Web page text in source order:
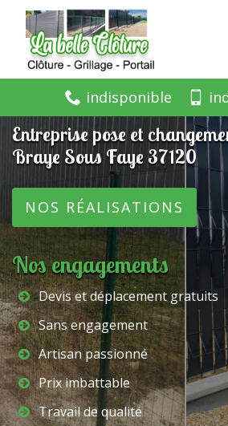
indisponible
Entreprise pose et
Braye Sous Faye 37120
NOS RÉALISATIONS
Nos engagements
Devis et déplacement gratuits
Sans engagement
Artisan passionné
Prix imbattable
Travail de qualité